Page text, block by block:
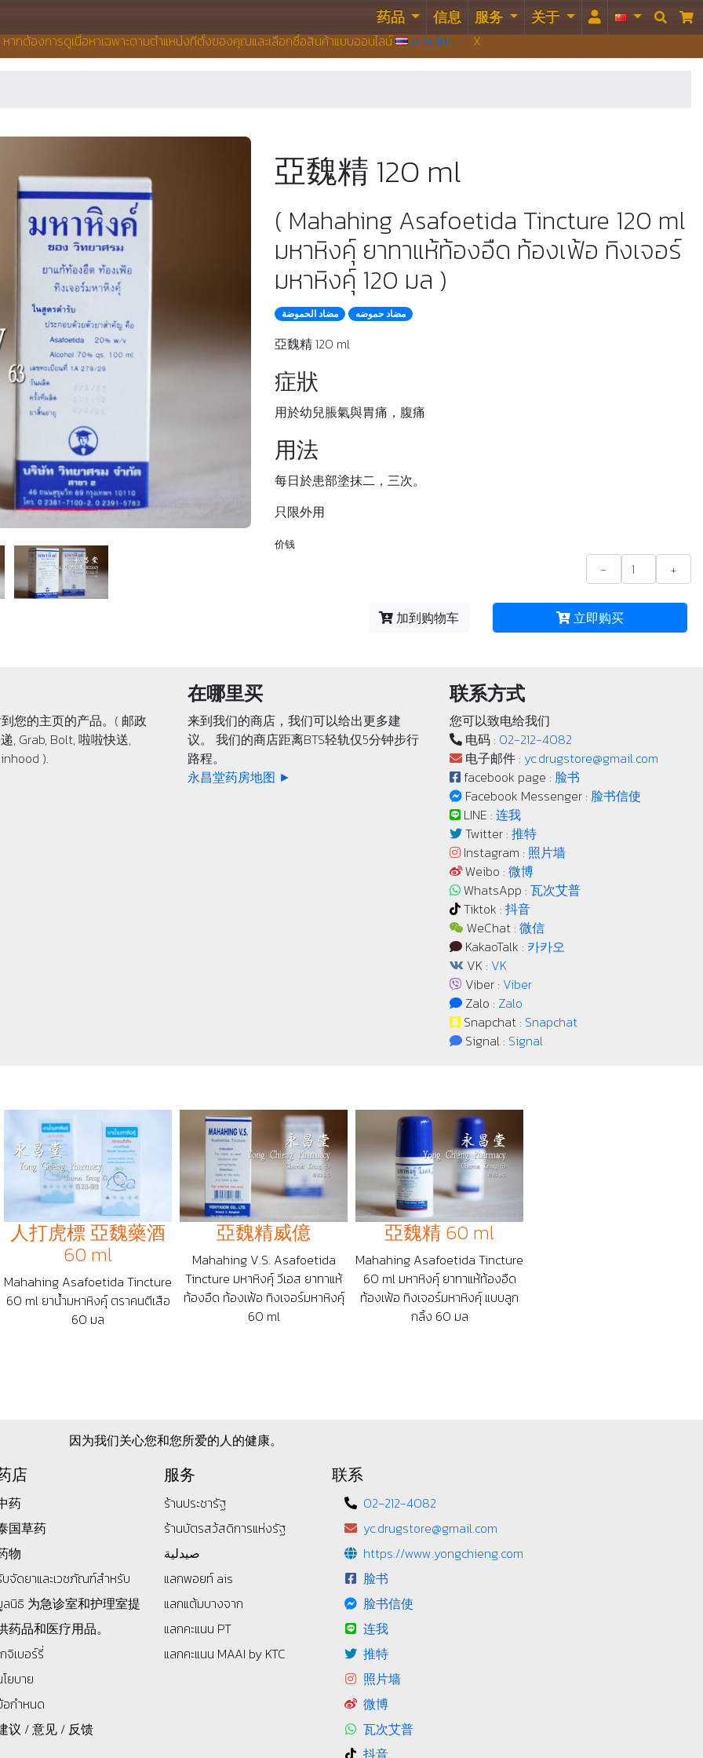
ากต้องการดูเนื้อหาเฉพาะตามตำแหน่งที่ตั้งของคุณและเลือกซื้อสินค้าแบบออนไลน์ ภาษาไทย X
药品 信息 服务 关于  
亞魏精 120 ml
( Mahahing Asafoetida Tincture 120 ml
มหาหิงคุ์ ยาทาแห้ท้องอืด ท้องเฟ้อ ทิงเจอร์
มหาหิงคุ์ 120 มล )
مضاد الحموضة مضاد حموضه
亞魏精 120 ml
症狀
用於幼兒脹氣與胃痛，腹痛
用法
每日於患部塗抹二，三次。
只限外用
价钱
- +
加到购物车 立即购买
您的主页的产品。( 邮政
, Grab, Bolt, 啦啦快送,
).
在哪里买
来到我们的商店，我们可以给出更多建
议。 我们的商店距离BTS轻轨仅5分钟步行
路程。
永昌堂药房地图 ►
联系方式
您可以致电给我们
电码 : 02-212-4082
电子邮件 : yc.drugstore@gmail.com
facebook page : 脸书
Facebook Messenger : 脸书信使
LINE : 连我
Twitter : 推特
Instagram : 照片墙
Weibo : 微博
WhatsApp : 瓦次艾普
Tiktok : 抖音
WeChat : 微信
KakaoTalk : 카카오
VK : VK
Viber : Viber
Zalo : Zalo
Snapchat : Snapchat
Signal : Signal
人打虎標 亞魏藥酒
60 ml
Mahahing Asafoetida Tincture
60 ml ยาน้ำมหาหิงคุ์ ตราคนตีเสือ
60 มล
亞魏精威億
Mahahing V.S. Asafoetida
Tincture มหาหิงคุ์ วีเอส ยาทาแห้
ท้องอืด ท้องเฟ้อ ทิงเจอร์มหาหิงคุ์
60 ml
亞魏精 60 ml
Mahahing Asafoetida Tincture
60 ml มหาหิงคุ์ ยาทาแห้ท้องอืด
ท้องเฟ้อ ทิงเจอร์มหาหิงคุ์ แบบลูก
กลิ้ง 60 มล
因为我们关心您和您所爱的人的健康。
店
药
国草药
物
จัดยาและเวชภัณฑ์สำหรับ
นิธิ 为急诊室和护理室提
药品和医疗用品。
จิเบอร์รี่
ยบาย
กำหนด
议 / 意见 / 反馈
服务
ร้านประชารัฐ
ร้านบัตรสว้สดิการแห่งรัฐ
صيدلية
แลกพอยท์ ais
แลกแต้มบางจาก
แลกคะแนน PT
แลกคะแนน MAAI by KTC
联系
02-212-4082
yc.drugstore@gmail.com
https://www.yongchieng.com
脸书
脸书信使
连我
推特
照片墙
微博
瓦次艾普
抖音